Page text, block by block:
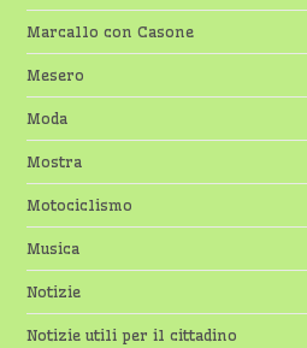
Marcallo con Casone
Mesero
Moda
Mostra
Motociclismo
Musica
Notizie
Notizie utili per il cittadino